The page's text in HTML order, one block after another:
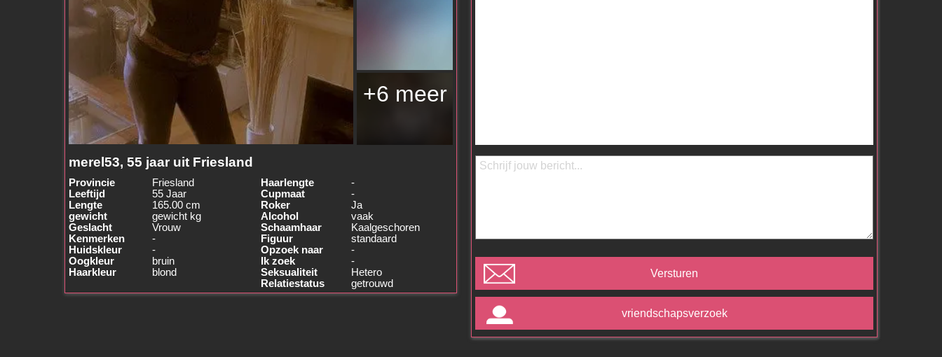
+6 meer
merel53, 55 jaar uit Friesland
Provincie
Friesland
Leeftijd
55 Jaar
Lengte
165.00 cm
gewicht
gewicht kg
Geslacht
Vrouw
Kenmerken
-
Huidskleur
-
Oogkleur
bruin
Haarkleur
blond
Haarlengte
-
Cupmaat
-
Roker
Ja
Alcohol
vaak
Schaamhaar
Kaalgeschoren
Figuur
standaard
Opzoek naar
-
Ik zoek
-
Seksualiteit
Hetero
Relatiestatus
getrouwd
Versturen
vriendschapsverzoek